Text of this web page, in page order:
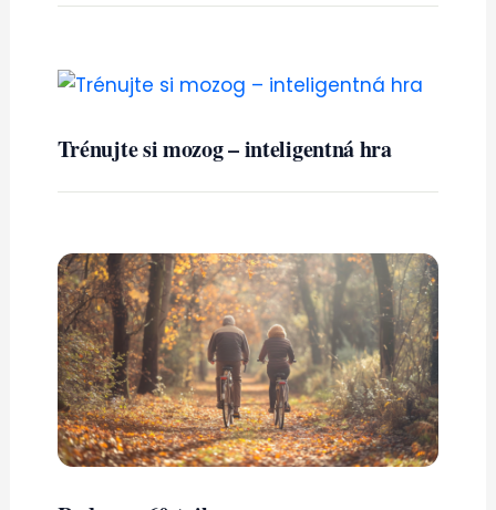
Trénujte si mozog – inteligentná hra